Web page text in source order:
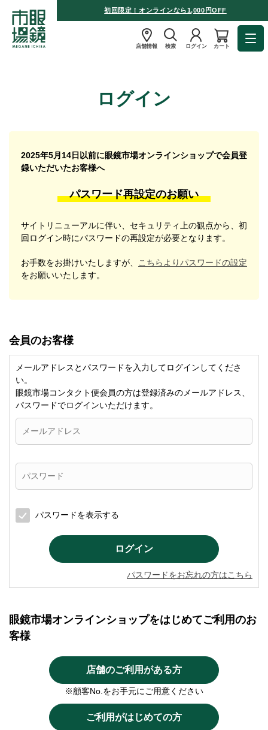
初回限定！オンラインなら1,000円OFF
店舗情報 検索 ログイン カート
ログイン
2025年5月14日以前に眼鏡市場オンラインショップで会員登
録いただいたお客様へ
パスワード再設定のお願い
サイトリニューアルに伴い、セキュリティ上の観点から、初
回ログイン時にパスワードの再設定が必要となります。
お手数をお掛けいたしますが、
こちらよりパスワードの設定
をお願いいたします。
会員のお客様
メールアドレスとパスワードを入力してログインしてくださ
い。
眼鏡市場コンタクト便会員の方は登録済みのメールアドレス、
パスワードでログインいただけます。
パスワードを表示する
パスワードをお忘れの方はこちら
眼鏡市場オンラインショップをはじめてご利用のお
客様
店舗のご利用がある方
※顧客No.をお手元にご用意ください
ご利用がはじめての方